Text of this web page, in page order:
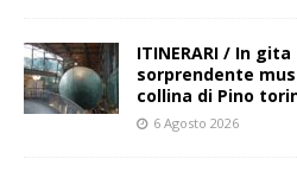
ITINERARI / In
sorprendente
collina di Pino
6 Agosto 2026